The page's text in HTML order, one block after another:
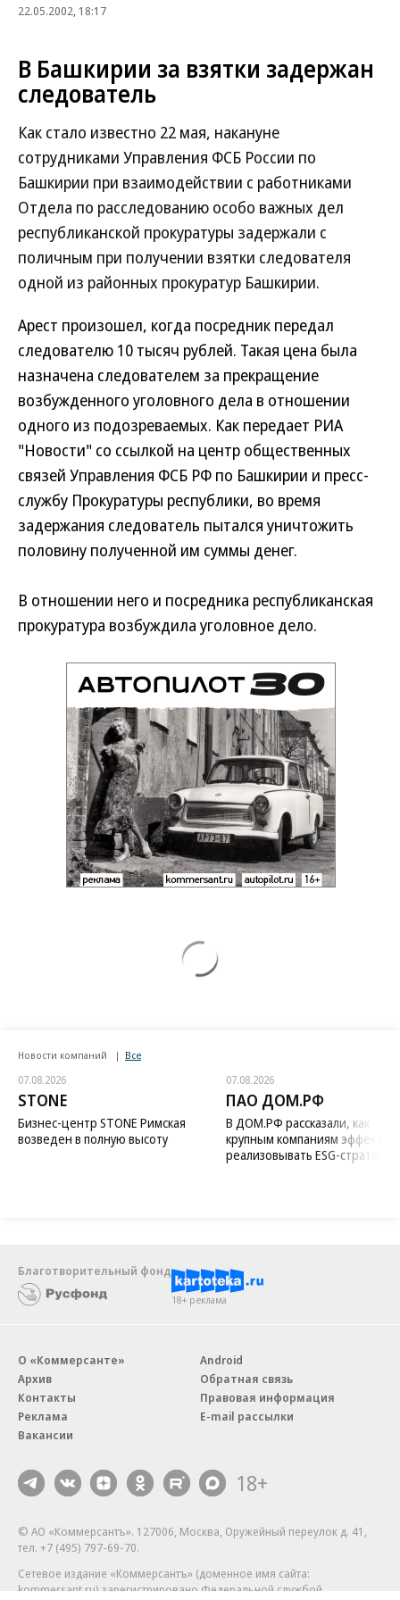
22.05.2002, 18:17
В Башкирии за взятки задержан
следователь
Как стало известно 22 мая, накануне
сотрудниками Управления ФСБ России по
Башкирии при взаимодействии с работниками
Отдела по расследованию особо важных дел
республиканской прокуратуры задержали с
поличным при получении взятки следователя
одной из районных прокуратур Башкирии.
Арест произошел, когда посредник передал
следователю 10 тысяч рублей. Такая цена была
назначена следователем за прекращение
возбужденного уголовного дела в отношении
одного из подозреваемых. Как передает РИА
"Новости" со ссылкой на центр общественных
связей Управления ФСБ РФ по Башкирии и пресс-
службу Прокуратуры республики, во время
задержания следователь пытался уничтожить
половину полученной им суммы денег.
В отношении него и посредника республиканская
прокуратура возбуждила уголовное дело.
Новости компаний Все
07.08.2026
STONE
Бизнес-центр STONE Римская
возведен в полную высоту
07.08.2026
ПАО ДОМ.РФ
В ДОМ.РФ рассказали, как
крупным компаниям
реализовывать ESG-стратегию
Благотворительный фонд
18+ реклама
О «Коммерсанте»
Архив
Контакты
Реклама
Вакансии
Android
Обратная связь
Правовая информация
E-mail рассылки
18+
© АО «Коммерсантъ». 127006, Москва, Оружейный переулок д. 41,
тел. +7 (495) 797-69-70.
Сетевое издание «Коммерсантъ» (доменное имя сайта:
kommersant.ru) зарегистрировано Федеральной службой